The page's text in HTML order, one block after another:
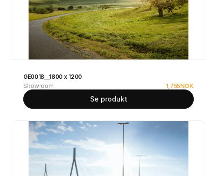
GE0018__1800 x 1200
Showroom
1,755NOK
Se produkt